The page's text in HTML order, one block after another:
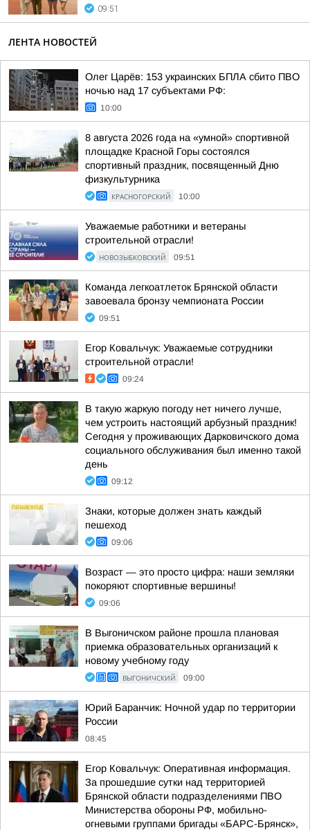
09:51
ЛЕНТА НОВОСТЕЙ
Олег Царёв: 153 украинских БПЛА сбито ПВО
ночью над 17 субъектами РФ:
10:00
8 августа 2026 года на «умной» спортивной
площадке Красной Горы состоялся
спортивный праздник, посвященный Дню
физкультурника
КРАСНОГОРСКИЙ 10:00
Уважаемые работники и ветераны
строительной отрасли!
НОВОЗЫБКОВСКИЙ 09:51
Команда легкоатлеток Брянской области
завоевала бронзу чемпионата России
09:51
Егор Ковальчук: Уважаемые сотрудники
строительной отрасли!
09:24
В такую жаркую погоду нет ничего лучше,
чем устроить настоящий арбузный праздник!
Сегодня у проживающих Дарковичского дома
социального обслуживания был именно такой
день
09:12
Знаки, которые должен знать каждый
пешеход
09:06
Возраст — это просто цифра: наши земляки
покоряют спортивные вершины!
09:06
В Выгоничском районе прошла плановая
приемка образовательных организаций к
новому учебному году
ВЫГОНИЧСКИЙ 09:00
Юрий Баранчик: Ночной удар по территории
России
08:45
Егор Ковальчук: Оперативная информация.
За прошедшие сутки над территорией
Брянской области подразделениями ПВО
Министерства обороны РФ, мобильно-
огневыми группами бригады «БАРС-Брянск»,